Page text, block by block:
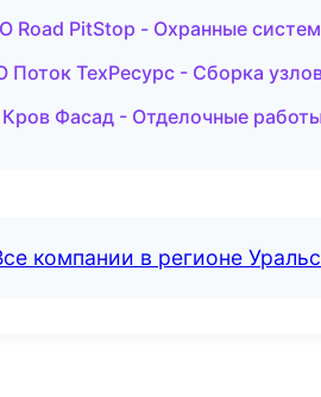
Road PitStop - Охранные
Поток ТехРесурс - Сборка
Фасад - Отделочные
компании в регионе